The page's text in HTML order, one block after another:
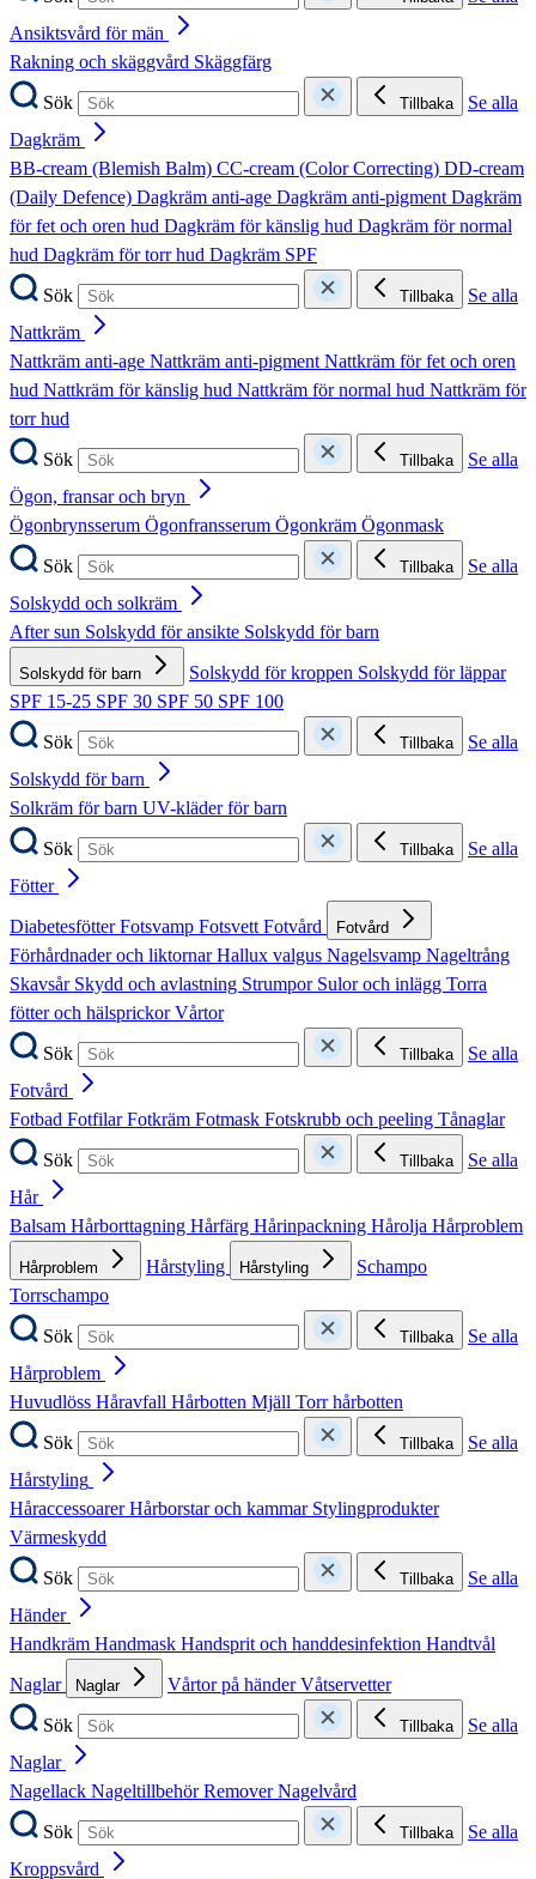
Ansiktsvård för män
Rakning och skäggvård Skäggfärg
Sök
Tillbaka
Se alla
Dagkräm
BB-cream (Blemish Balm) CC-cream (Color Correcting) DD-cream
(Daily Defence) Dagkräm anti-age Dagkräm anti-pigmentDagkräm
för fet och oren hud Dagkräm för känslig hud Dagkräm för normal
hud Dagkräm för torr hud Dagkräm SPF
Sök
Tillbaka
Se alla
Nattkräm
Nattkräm anti-age Nattkräm anti-pigmentNattkräm för fet och oren
hud Nattkräm för känslig hud Nattkräm för normal hud Nattkräm för
torr hud
Sök
Tillbaka
Se alla
Ögon, fransar och bryn
Ögonbrynsserum Ögonfransserum Ögonkräm Ögonmask
Sök
Tillbaka
Se alla
Solskydd och solkräm
After sun Solskydd för ansikte Solskydd för barn
Solskydd för barn Solskydd för kroppen Solskydd för läppar
SPF 15-25 SPF 30 SPF 50 SPF 100
Sök
Tillbaka
Se alla
Solskydd för barn
Solkräm för barn UV-kläder för barn
Sök
Tillbaka
Se alla
Fötter
DiabetesfötterFotsvamp FotsvettFotvård Fotvård
Förhårdnader och liktornarHallux valgus Nagelsvamp Nageltrång
Skavsår Skydd och avlastning Strumpor Sulor och inlägg Torra
fötter och hälsprickorVårtor
Sök
Tillbaka
Se alla
Fotvård
Fotbad FotfilarFotkräm Fotmask Fotskrubb och peeling Tånaglar
Sök
Tillbaka
Se alla
Hår
Balsam Hårborttagning Hårfärg Hårinpackning Hårolja Hårproblem
Hårproblem Hårstyling Hårstyling
Schampo
Torrschampo
Sök
Tillbaka
Se alla
Hårproblem
Huvudlöss Håravfall Hårbotten Mjäll Torr hårbotten
Sök
Tillbaka
Se alla
Hårstyling
HåraccessoarerHårborstar och kammar Stylingprodukter
Värmeskydd
Sök
Tillbaka
Se alla
Händer
Handkräm Handmask Handsprit och handdesinfektion Handtvål
Naglar
Naglar Vårtor på händerVåtservetter
Sök
Tillbaka
Se alla
Naglar
Nagellack NageltillbehörRemoverNagelvård
Sök
Tillbaka
Se alla
Kroppsvård